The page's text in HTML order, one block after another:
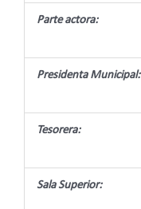
Parte actora:
Presidenta Municipal:
Tesorera:
Sala Superior: